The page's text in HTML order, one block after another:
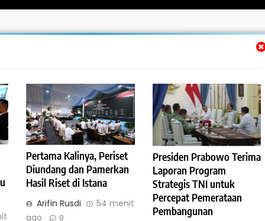
Pertama Kalinya, Periset
Diundang dan Pamerkan
Hasil Riset di Istana
Arifin Rusdi
54 menit
ago
0
Presiden Prabowo Terima
Laporan Program
Strategis TNI untuk
Percepat Pemerataan
Pembangunan